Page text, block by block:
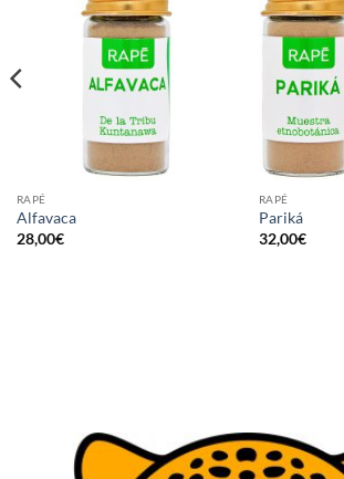
RAPÉ
Alfavaca
28,00€
RAPÉ
Pariká
32,00€